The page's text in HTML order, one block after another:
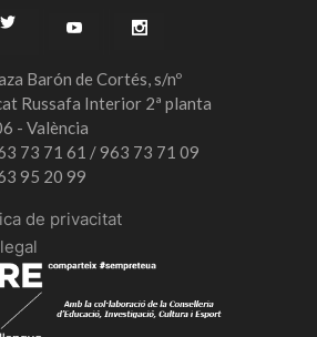
Barón de Cortés, s/nº
Russafa Interior 2ª planta
- València
73 71 61 / 963 73 71 09
95 20 99
de privacitat